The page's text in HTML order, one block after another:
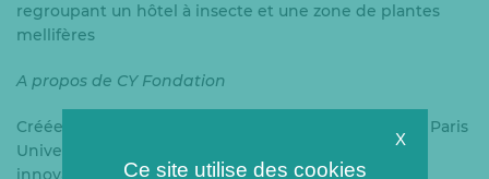
regroupant un hôtel à insecte et une zone de plantes
mellifères
A propos de CY Fondation
Créée en 2010, CY Fondation accompagne CY Cergy Paris
Université dans le développement de ses projets
innovants : La fondation valorise l’université et ses
X
Ce site utilise des cookies